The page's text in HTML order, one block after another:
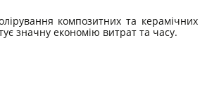
композитних та керамічних
значну економію витрат та часу.